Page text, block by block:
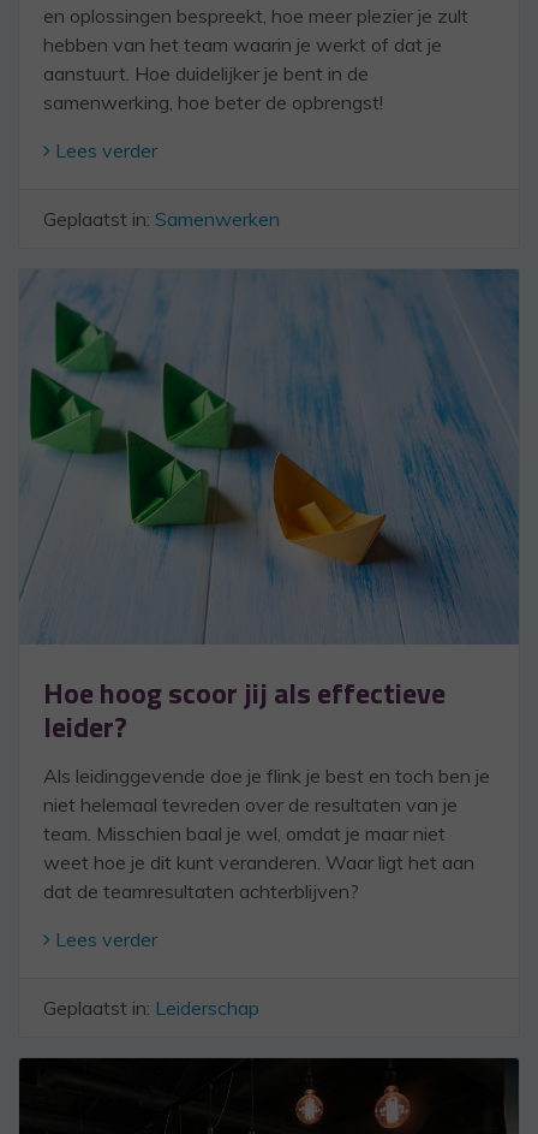
en oplossingen bespreekt, hoe meer plezier je zult
hebben van het team waarin je werkt of dat je
aanstuurt. Hoe duidelijker je bent in de
samenwerking, hoe beter de opbrengst!
Lees verder
Geplaatst in: Samenwerken
Hoe hoog scoor jij als effectieve
leider?
Als leidinggevende doe je flink je best en toch ben je
niet helemaal tevreden over de resultaten van je
team. Misschien baal je wel, omdat je maar niet
weet hoe je dit kunt veranderen. Waar ligt het aan
dat de teamresultaten achterblijven?
Lees verder
Geplaatst in: Leiderschap